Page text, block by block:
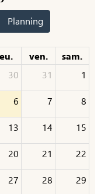
Planning
ven.
sam.
30 31 1
6 7 8
13 14 15
20 21 22
27 28 29